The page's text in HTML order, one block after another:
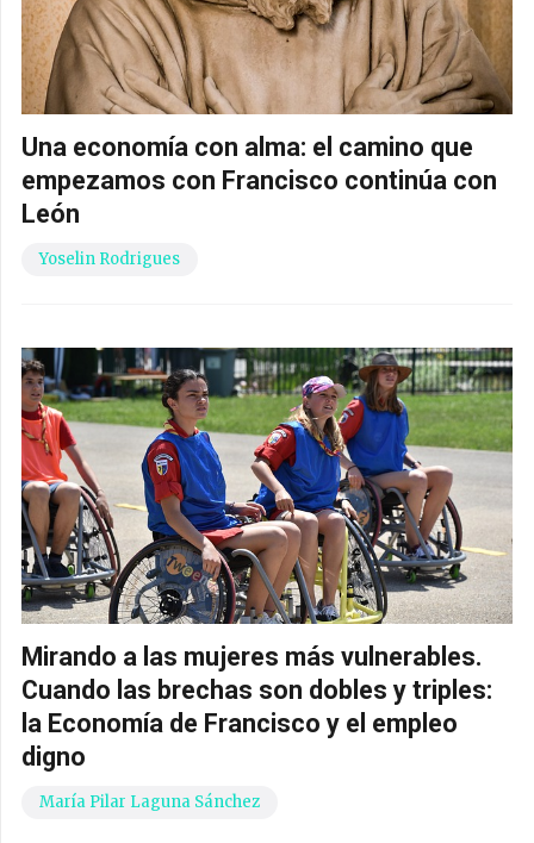
Una economía con alma: el camino que
empezamos con Francisco continúa con
León
Yoselin Rodrigues
Mirando a las mujeres más vulnerables.
Cuando las brechas son dobles y triples:
la Economía de Francisco y el empleo
digno
María Pilar Laguna Sánchez